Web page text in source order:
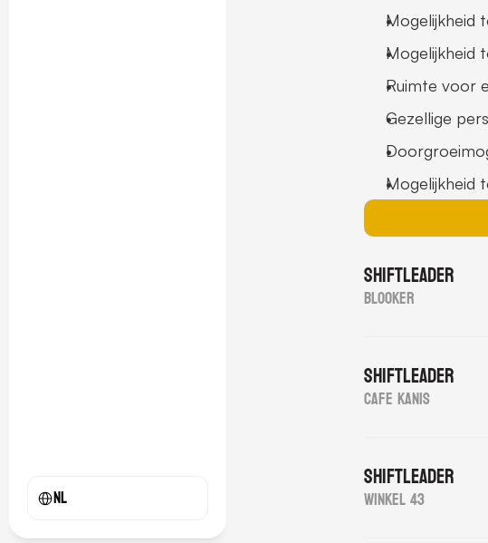
Mogelijkheid
Mogelijkheid
Ruimte voor
Gezellige
Mogelijkheid
Shiftleader
Blooker
Shiftleader
Cafe Kanis
Shiftleader
Winkel 43
NL